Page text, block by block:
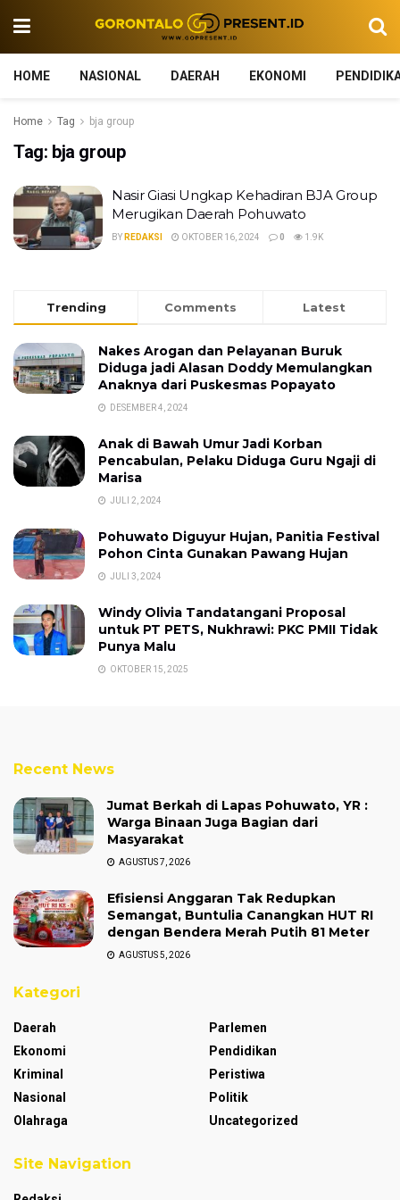
HOME NASIONAL DAERAH EKONOMI
Home Tag bja group
Tag: bja group
Nasir Giasi Ungkap Kehadiran BJA Group
Merugikan Daerah Pohuwato
BY REDAKSI OKTOBER 16, 2024 0 1.9K
Trending Comments Latest
Nakes Arogan dan Pelayanan Buruk
Diduga jadi Alasan Doddy Memulangkan
Anaknya dari Puskesmas Popayato
DESEMBER 4, 2024
Anak di Bawah Umur Jadi Korban
Pencabulan, Pelaku Diduga Guru Ngaji di
Marisa
JULI 2, 2024
Pohuwato Diguyur Hujan, Panitia Festival
Pohon Cinta Gunakan Pawang Hujan
JULI 3, 2024
Windy Olivia Tandatangani Proposal
untuk PT PETS, Nukhrawi: PKC PMII Tidak
Punya Malu
OKTOBER 15, 2025
Recent News
Jumat Berkah di Lapas Pohuwato, YR :
Warga Binaan Juga Bagian dari
Masyarakat
AGUSTUS 7, 2026
Efisiensi Anggaran Tak Redupkan
Semangat, Buntulia Canangkan HUT RI
dengan Bendera Merah Putih 81 Meter
AGUSTUS 5, 2026
Kategori
Daerah
Ekonomi
Kriminal
Nasional
Olahraga
Parlemen
Pendidikan
Peristiwa
Politik
Uncategorized
Site Navigation